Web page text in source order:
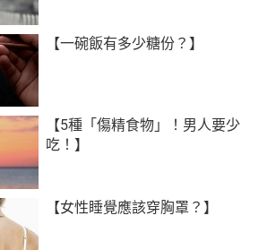
【一碗飯有多少糖份？】
【5種「傷精食物」！男人要少
吃！】
【女性睡覺應該穿胸罩？】